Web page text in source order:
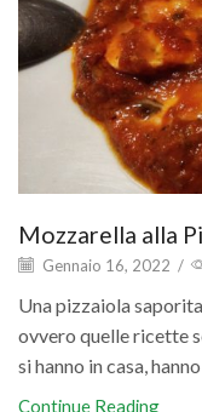
Mozzarella alla
Gennaio 16, 2022 /
Una pizzaiola
ovvero quelle ricette
si hanno in casa, hanno
Continue Reading